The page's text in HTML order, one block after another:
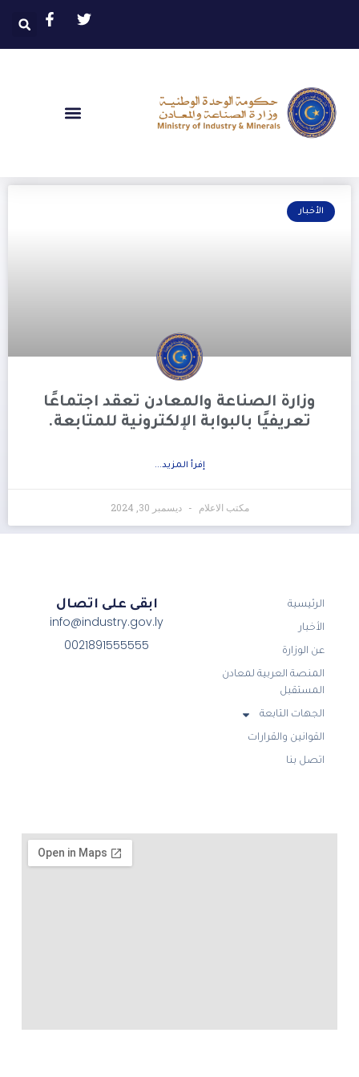
الأخبار
وزارة الصناعة والمعادن تعقد اجتماعًا
تعريفيًا بالبوابة الإلكترونية للمتابعة.
إفرأ المزيد...
مكتب الاعلام ديسمبر 30, 2024
الرئيسية
الأخبار
عن الوزارة
المنصة العربية لمعادن
المستقبل
الجهات التابعة
القوانين والقرارات
اتصل بنا
ابقى على اتصال
info@industry.gov.ly
0021891555555